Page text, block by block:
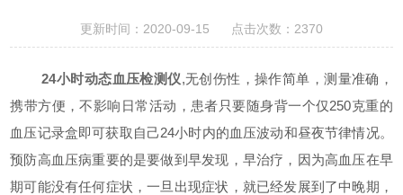
更新时间：2020-09-15 点击次数：2370
24小时动态血压检测仪,无创伤性，操作简单，测量准确，
携带方便，不影响日常活动，患者只要随身背一个仅250克重的
血压记录盒即可获取自己24小时内的血压波动和昼夜节律情况。
预防高血压病重要的是要做到早发现，早治疗，因为高血压在早
期可能没有任何症状，一旦出现症状，就已经发展到了中晚期，